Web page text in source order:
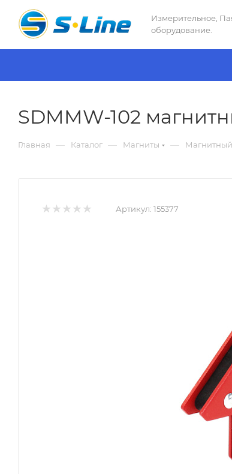
Измерительное,
оборудование.
SDMMW-102
Главная — Каталог — Магниты —
Артикул: 155377